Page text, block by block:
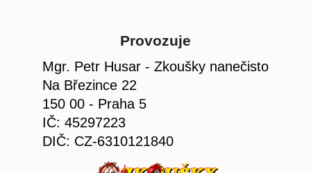
Provozuje
Mgr. Petr Husar - Zkoušky nanečisto
Na Březince 22
150 00 - Praha 5
IČ: 45297223
DIČ: CZ-6310121840